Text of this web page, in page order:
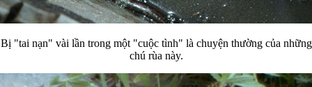
Bị "tai nạn" vài lần trong một "cuộc tình" là chuyện thường của những
chú rùa này.